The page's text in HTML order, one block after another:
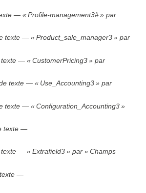
— « Profile-management3# » par
texte — « Product_sale_manager3 » par
— « CustomerPricing3 » par
texte — « Use_Accounting3 » par
texte — « Configuration_Accounting3 »
texte —
— « Extrafield3 » par « Champs
—